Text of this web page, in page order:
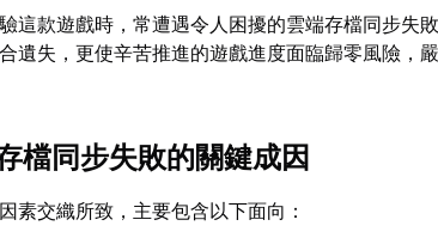
這款遊戲時，常遭遇令人困擾的雲端存檔同步失
遺失，更使辛苦推進的遊戲進度面臨歸零風險，
檔同步失敗的關鍵成因
素交織所致，主要包含以下面向：